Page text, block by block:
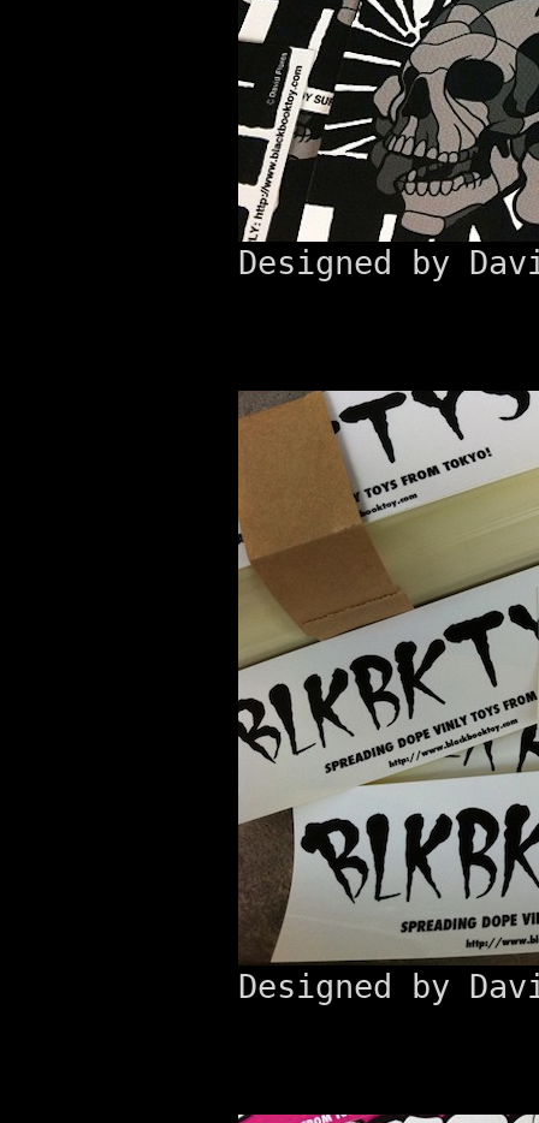
Designed by
Designed by